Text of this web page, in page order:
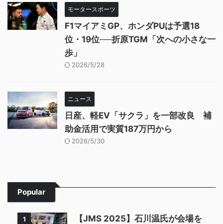
モータースポーツ
F1マイアミGP、ホンダPUは予選18
位・19位──折原TGM「次への小さな一
歩」
2026/5/28
ニュース
日産、軽EV「サクラ」を一部改良 補
助金活用で実質187万円から
2026/5/30
Popular
1
【JMS 2025】石川温氏が会場を